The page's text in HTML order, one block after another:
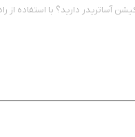
آساتریدر دارید؟ با استفاده